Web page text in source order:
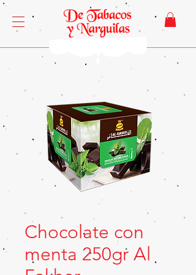
Chocolate con
menta 250gr Al